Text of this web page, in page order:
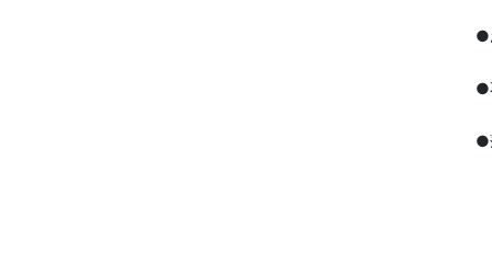
●
●
●